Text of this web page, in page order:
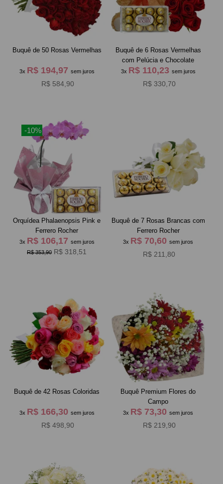
Buquê de 50 Rosas Vermelhas
3x R$ 194,97 sem juros
R$ 584,90
Buquê de 6 Rosas Vermelhas
com Pelúcia e Chocolate
3x R$ 110,23 sem juros
R$ 330,70
-10%
Orquídea Phalaenopsis Pink e
Ferrero Rocher
3x R$ 106,17 sem juros
R$ 353,90 R$ 318,51
Buquê de 7 Rosas Brancas com
Ferrero Rocher
3x R$ 70,60sem juros
R$ 211,80
Buquê de 42 Rosas Coloridas
3x R$ 166,30 sem juros
R$ 498,90
Buquê Premium Flores do
Campo
3x R$ 73,30sem juros
R$ 219,90